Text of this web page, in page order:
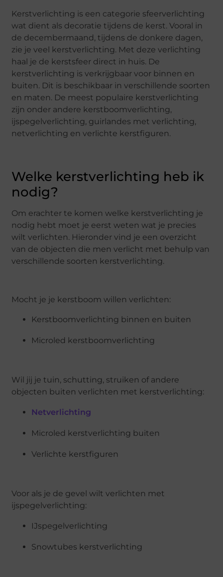
Kerstverlichting is een categorie sfeerverlichting
wat dient als decoratie tijdens de kerst. Vooral in
de decembermaand, tijdens de donkere dagen,
zie je veel kerstverlichting. Met deze verlichting
haal je de kerstsfeer direct in huis. De
kerstverlichting is verkrijgbaar voor binnen en
buiten. Dit is beschikbaar in verschillende soorten
en maten. De meest populaire kerstverlichting
zijn onder andere kerstboomverlichting,
ijspegelverlichting, guirlandes met verlichting,
netverlichting en verlichte kerstfiguren.
Welke kerstverlichting heb ik
nodig?
Om erachter te komen welke kerstverlichting je
nodig hebt moet je eerst weten wat je precies
wilt verlichten. Hieronder vind je een overzicht
van de objecten die men verlicht met behulp van
verschillende soorten kerstverlichting.
Mocht je je kerstboom willen verlichten:
Kerstboomverlichting binnen en buiten
Microled kerstboomverlichting
Wil jij je tuin, schutting, struiken of andere
objecten buiten verlichten met kerstverlichting:
Netverlichting
Microled kerstverlichting buiten
Verlichte kerstfiguren
Voor als je de gevel wilt verlichten met
ijspegelverlichting:
IJspegelverlichting
Snowtubes kerstverlichting